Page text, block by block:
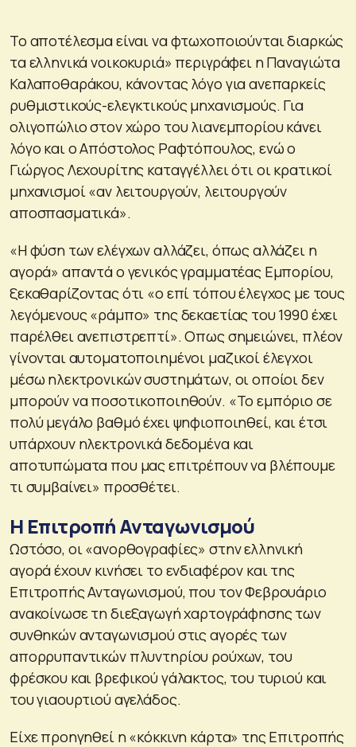
Το αποτέλεσμα είναι να φτωχοποιούνται διαρκώς
τα ελληνικά νοικοκυριά» περιγράφει η Παναγιώτα
Καλαποθαράκου, κάνοντας λόγο για ανεπαρκείς
ρυθμιστικούς-ελεγκτικούς μηχανισμούς. Για
ολιγοπώλιο στον χώρο του λιανεμπορίου κάνει
λόγο και ο Απόστολος Ραφτόπουλος, ενώ ο
Γιώργος Λεχουρίτης καταγγέλλει ότι οι κρατικοί
μηχανισμοί «αν λειτουργούν, λειτουργούν
αποσπασματικά».
«Η φύση των ελέγχων αλλάζει, όπως αλλάζει η
αγορά» απαντά ο γενικός γραμματέας Εμπορίου,
ξεκαθαρίζοντας ότι «ο επί τόπου έλεγχος με τους
λεγόμενους «ράμπο» της δεκαετίας του 1990 έχει
παρέλθει ανεπιστρεπτί». Οπως σημειώνει, πλέον
γίνονται αυτοματοποιημένοι μαζικοί έλεγχοι
μέσω ηλεκτρονικών συστημάτων, οι οποίοι δεν
μπορούν να ποσοτικοποιηθούν. «Το εμπόριο σε
πολύ μεγάλο βαθμό έχει ψηφιοποιηθεί, και έτσι
υπάρχουν ηλεκτρονικά δεδομένα και
αποτυπώματα που μας επιτρέπουν να βλέπουμε
τι συμβαίνει» προσθέτει.
Η Επιτροπή Ανταγωνισμού
Ωστόσο, οι «ανορθογραφίες» στην ελληνική
αγορά έχουν κινήσει το ενδιαφέρον και της
Επιτροπής Ανταγωνισμού, που τον Φεβρουάριο
ανακοίνωσε τη διεξαγωγή χαρτογράφησης των
συνθηκών ανταγωνισμού στις αγορές των
απορρυπαντικών πλυντηρίου ρούχων, του
φρέσκου και βρεφικού γάλακτος, του τυριού και
του γιαουρτιού αγελάδος.
Είχε προηγηθεί η «κόκκινη κάρτα» της Επιτροπής